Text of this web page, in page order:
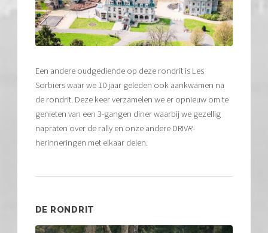
Een andere oudgediende op deze rondrit is Les
Sorbiers waar we 10 jaar geleden ook aankwamen na
de rondrit. Deze keer verzamelen we er opnieuw om te
genieten van een 3-gangen diner waarbij we gezellig
napraten over de rally en onze andere DRIVR-
herinneringen met elkaar delen.
DE RONDRIT